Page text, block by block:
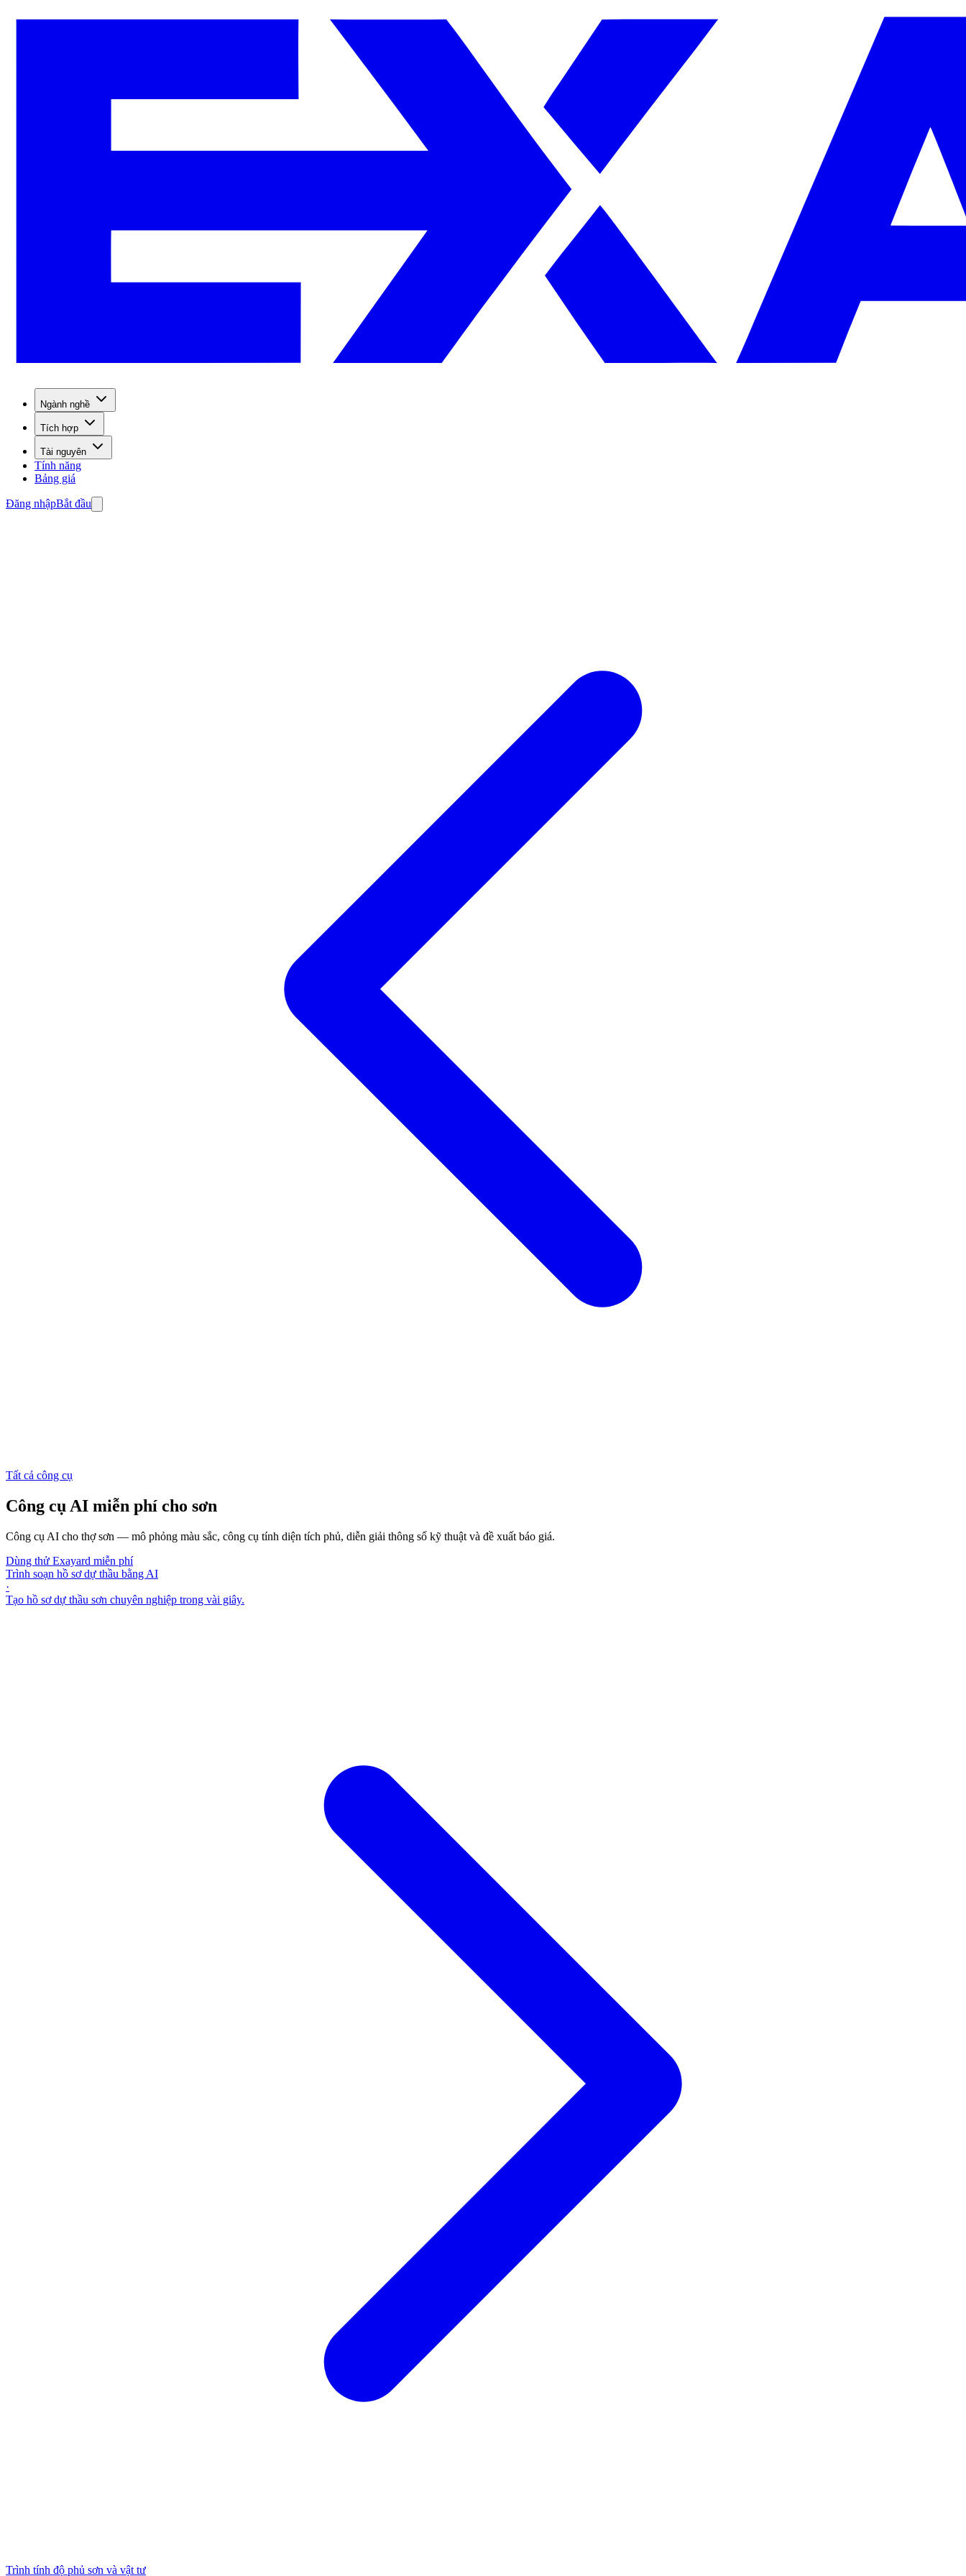
Ngành nghề
Tích hợp
Tài nguyên
Tính năng
Bảng giá
Đăng nhậpBắt đầu
Tất cả công cụ
Công cụ AI miễn phí cho sơn
Công cụ AI cho thợ sơn — mô phỏng màu sắc, công cụ tính diện tích phủ, diễn giải thông số kỹ thuật và đề xuất báo giá.
Dùng thử Exayard miễn phí
Trình soạn hồ sơ dự thầu bằng AI
·
Tạo hồ sơ dự thầu sơn chuyên nghiệp trong vài giây.
Trình tính độ phủ sơn và vật tư